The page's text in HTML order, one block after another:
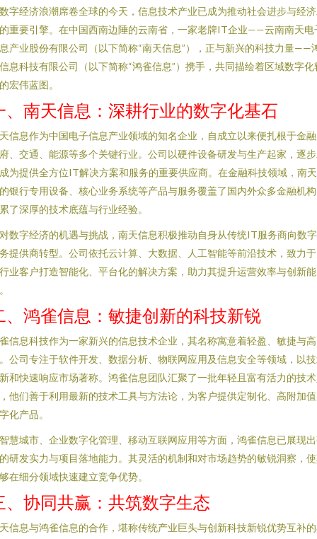
字经济浪潮席卷全球的今天，信息技术产业已成为推动社会进步与经
重要引擎。在中国西南边陲的云南省，一家老牌IT企业——云南南天电
产业股份有限公司（以下简称“南天信息”），正与新兴的科技力量——
息科技有限公司（以下简称“鸿雀信息”）携手，共同描绘着区域数字化
宏伟蓝图。
、南天信息：深耕行业的数字化基石
信息作为中国电子信息产业领域的知名企业，自成立以来便扎根于金
、交通、能源等多个关键行业。公司以硬件设备研发与生产起家，逐
为提供全方位IT解决方案和服务的重要供应商。在金融科技领域，南
银行专用设备、核心业务系统等产品与服务覆盖了国内外众多金融机
了深厚的技术底蕴与行业经验。
数字经济的机遇与挑战，南天信息积极推动自身从传统IT服务商向数
提供商转型。公司依托云计算、大数据、人工智能等前沿技术，致力
业客户打造智能化、平台化的解决方案，助力其提升运营效率与创新能
、鸿雀信息：敏捷创新的科技新锐
信息科技作为一家新兴的信息技术企业，其名称寓意着轻盈、敏捷与高
公司专注于软件开发、数据分析、物联网应用及信息安全等领域，以
和快速响应市场著称。鸿雀信息团队汇聚了一批年轻且富有活力的技
他们善于利用最新的技术工具与方法论，为客户提供定制化、高附加
化产品。
慧城市、企业数字化管理、移动互联网应用等方面，鸿雀信息已展现
研发实力与项目落地能力。其灵活的机制和对市场趋势的敏锐洞察，
在细分领域快速建立竞争优势。
、协同共赢：共筑数字生态
信息与鸿雀信息的合作，堪称传统产业巨头与创新科技新锐优势互补